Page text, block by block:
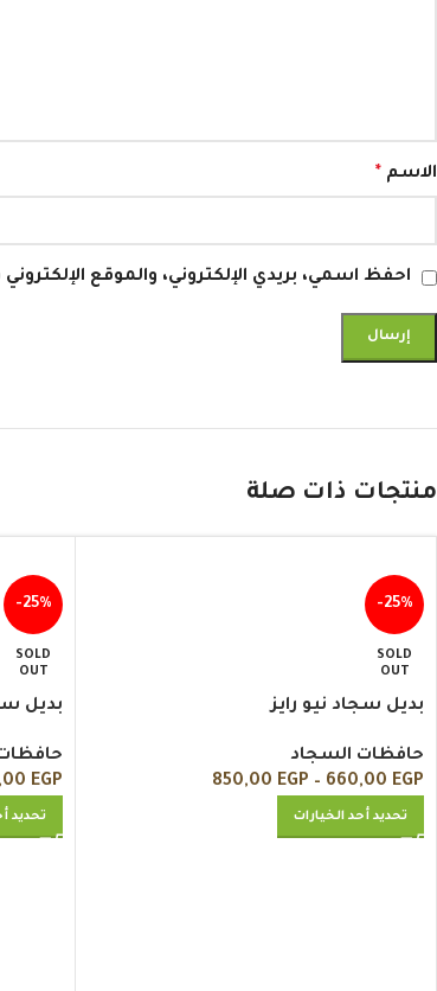
الاسم *
احفظ اسمي، بريدي الإلكتروني، والموقع
منتجات ذات صلة
-25%
SOLD
OUT
بديل سجاد نيو رايز
حافظات السجاد
660,00 EGP
–
850,00 EGP
تحديد أحد الخيارات
-25%
SOLD
OUT
بديل
EGP
تحديد